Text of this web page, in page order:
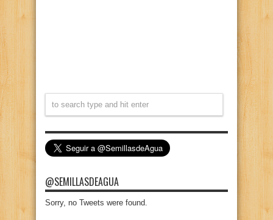
@SEMILLASDEAGUA
Sorry, no Tweets were found.